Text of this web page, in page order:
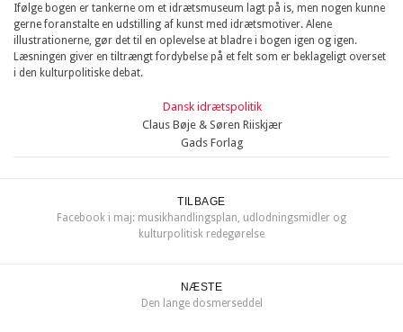
Ifølge bogen er tankerne om et idrætsmuseum lagt på is, men nogen kunne
gerne foranstalte en udstilling af kunst med idrætsmotiver. Alene
illustrationerne, gør det til en oplevelse at bladre i bogen igen og igen.
Læsningen giver en tiltrængt fordybelse på et felt som er beklageligt overset
i den kulturpolitiske debat.
Dansk idrætspolitik
Claus Bøje & Søren Riiskjær
Gads Forlag
TILBAGE
Facebook i maj: musikhandlingsplan, udlodningsmidler og
kulturpolitisk redegørelse
NÆSTE
Den lange dosmerseddel